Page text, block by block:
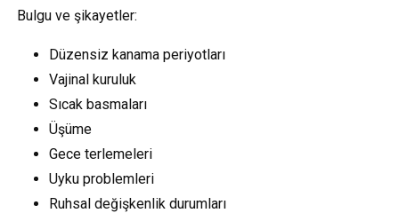
Bulgu ve şikayetler:
Düzensiz kanama periyotları
Vajinal kuruluk
Sıcak basmaları
Üşüme
Gece terlemeleri
Uyku problemleri
Ruhsal değişkenlik durumları